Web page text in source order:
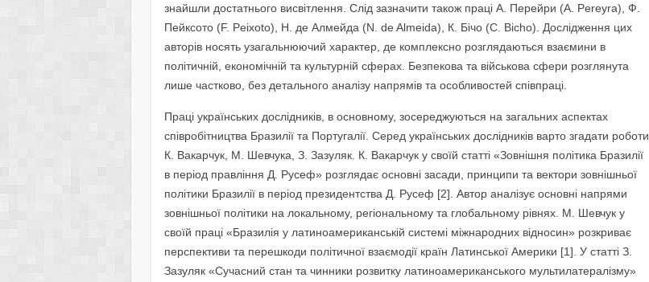
знайшли достатнього висвітлення. Слід зазначити також праці А. Перейри (A. Pereyra), Ф.
Пейксото (F. Peixoto), Н. де Алмейда (N. de Almeida), К. Бічо (C. Bicho). Дослідження цих
авторів носять узагальнюючий характер, де комплексно розглядаються взаємини в
політичній, економічній та культурній сферах. Безпекова та військова сфери розглянута
лише частково, без детального аналізу напрямів та особливостей співпраці.
Праці українських дослідників, в основному, зосереджуються на загальних аспектах
співробітництва Бразилії та Португалії. Серед українських дослідників варто згадати роботи
К. Вакарчук, М. Шевчука, З. Зазуляк. К. Вакарчук у своїй статті «Зовнішня політика Бразилії
в період правління Д. Русеф» розглядає основні засади, принципи та вектори зовнішньої
політики Бразилії в період президентства Д. Русеф [2]. Автор аналізує основні напрями
зовнішньої політики на локальному, регіональному та глобальному рівнях. М. Шевчук у
своїй праці «Бразилія у латиноамериканській системі міжнародних відносин» розкриває
перспективи та перешкоди політичної взаємодії країн Латинської Америки [1]. У статті З.
Зазуляк «Сучасний стан та чинники розвитку латиноамериканського мультилатералізму»